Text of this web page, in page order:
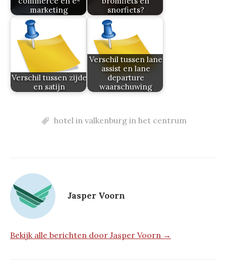
marketing
snorfiets?
Verschil tussen zijde
en satijn
Verschil tussen lane
assist en lane
departure
waarschuwing
hotel in valkenburg in het centrum
Jasper Voorn
Bekijk alle berichten door Jasper Voorn →